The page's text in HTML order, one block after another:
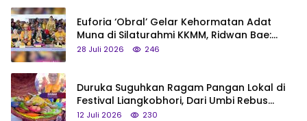
Euforia ‘Obral’ Gelar Kehormatan Adat
Muna di Silaturahmi KKMM, Ridwan Bae:
Saya Bukan Tipe Begitu, Belum Pantas!
28 Juli 2026 246
Duruka Suguhkan Ragam Pangan Lokal di
Festival Liangkobhori, Dari Umbi Rebus
hingga Tumpeng Beras Muna
12 Juli 2026 230